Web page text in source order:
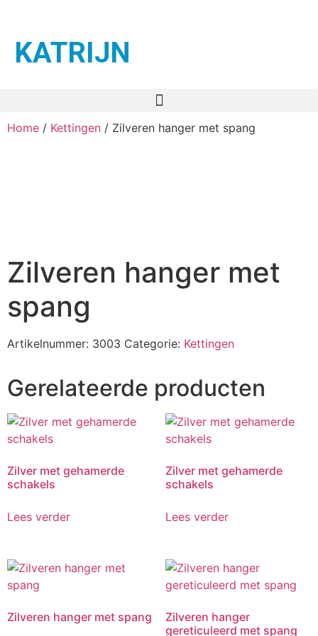
KATRIJN
Home / Kettingen / Zilveren hanger met spang
Zilveren hanger met
spang
Artikelnummer: 3003 Categorie: Kettingen
Gerelateerde producten
Zilver met gehamerde
schakels
Lees verder
Zilver met gehamerde
schakels
Lees verder
Zilveren hanger met spang
Zilveren hanger
gereticuleerd met spang